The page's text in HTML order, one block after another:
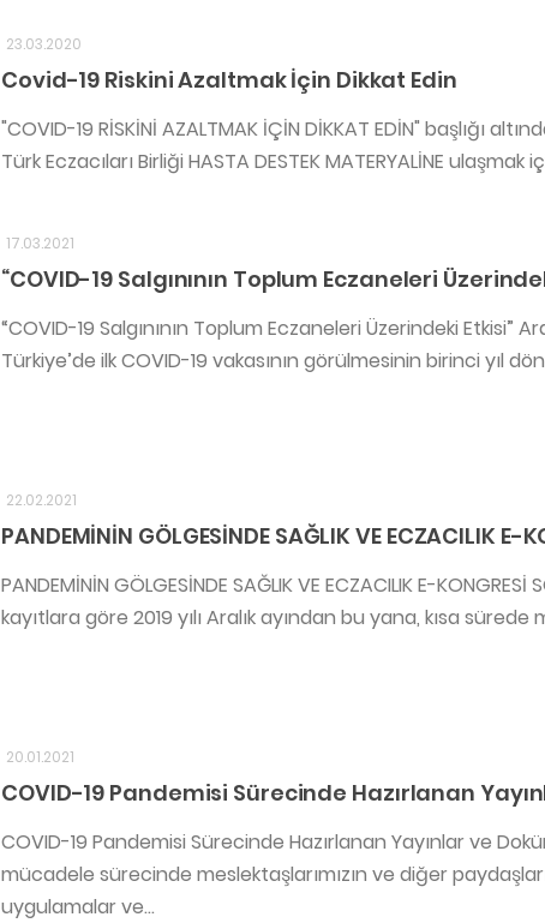
23.03.2020
Covid-19 Riskini Azaltmak İçin Dikkat Edin
"COVID-19 RİSKİNİ AZALTMAK İÇİN DİKKAT EDİN" başlığı
Türk Eczacıları Birliği HASTA DESTEK MATERYALİNE ulaşmak
17.03.2021
“COVID-19 Salgınının Toplum Eczaneleri
“COVID-19 Salgınının Toplum Eczaneleri Üzerindeki Etkisi”
Türkiye’de ilk COVID-19 vakasının görülmesinin birinci yıl
22.02.2021
PANDEMİNİN GÖLGESİNDE SAĞLIK VE ECZACILIK E-
PANDEMİNİN GÖLGESİNDE SAĞLIK VE ECZACILIK E-
kayıtlara göre 2019 yılı Aralık ayından bu yana, kısa sürede
20.01.2021
COVID-19 Pandemisi Sürecinde Hazırlanan
COVID-19 Pandemisi Sürecinde Hazırlanan Yayınlar ve
mücadele sürecinde meslektaşlarımızın ve diğer
uygulamalar ve...